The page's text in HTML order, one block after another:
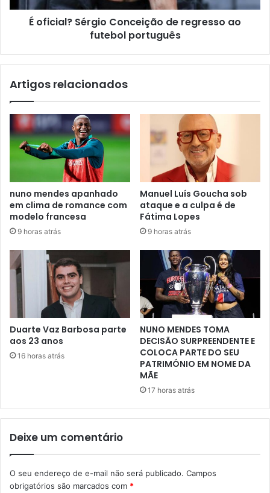
É oficial? Sérgio Conceição de regresso ao
futebol português
Artigos relacionados
nuno mendes apanhado
em clima de romance com
modelo francesa
9 horas atrás
Manuel Luís Goucha sob
ataque e a culpa é de
Fátima Lopes
9 horas atrás
Duarte Vaz Barbosa parte
aos 23 anos
16 horas atrás
NUNO MENDES TOMA
DECISÃO SURPREENDENTE E
COLOCA PARTE DO SEU
PATRIMÓNIO EM NOME DA
MÃE
17 horas atrás
Deixe um comentário
O seu endereço de e-mail não será publicado. Campos
obrigatórios são marcados com *